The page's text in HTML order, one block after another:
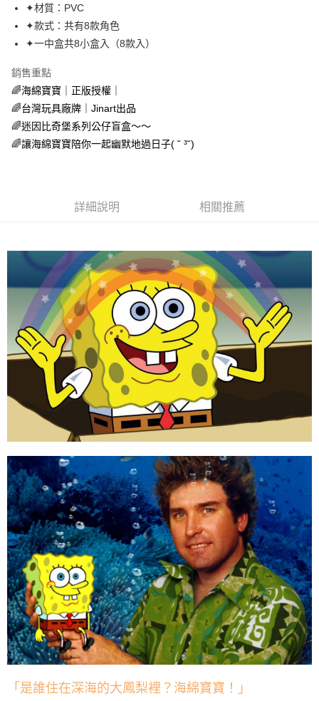
悠遊付
AFTEE先享後付
相關說明
AFTEE先享後付是「在收到商品之後才付款」的支付方式。 讓您購物簡單
便利好安心！
１．簡單：不需註冊會員、不需綁卡、不需儲值。
２．便利：只要手機號碼，簡訊認證，即可結帳。
３．安心：先確認商品／服務後，再付款。
２．訂單成立數日內，您將收到繳費通知簡訊。
購買商品的店家。未經商家同意取消之訂單仍視為有效，需透過AFTEE先享
後付繳納相關費用。
※ 交易是否成功請以「AFTEE先享後付 」之結帳頁面顯示為準，若有關於
是否繳費成功／繳費後需取消欲退款等相關疑問，請聯繫「AFTEE先享後付
客戶支援中心」https://netprotections.freshdesk.com/support/home
【注意事項】
１．透過由恩沛科技股份有限公司提供之「AFTEE先享後付」服務完成之交
易，需依本服務之必要範圍內提供個人資料，並將交易相關給付款項請求債
權轉讓予恩沛科技股份有限公司。
２．關於個人資料處理事宜，請瀏覽以下網址：
https://aftee.tw/terms/#terms3
３．未成年的使用者請事先徵得法定代理人或監護人之同意方可使用
「AFTEE先享後付」，若未經同意申辦者引起之損失，本公司不負相關責
任。
時審查核予不同之上限額度；若仍有額度不足之情形，本公司將視審查結果
請求用戶進行身份認證。
５．嚴禁一人註冊多個帳號或使用他人資訊註冊。若發現惡意使用之情形，
恩沛科技股份有限公司將有權停止該用戶之使用額度並採取法律行動。
ATM付款
運送方式
全家取貨付款
每筆NT$70，滿NT$699(含以上)免運費
每筆NT$70，滿NT$899(含以上)免運費
付款後7-11取貨
每筆NT$70，滿NT$899(含以上)免運費
宅配
每筆NT$80，滿NT$899(含以上)免運費
國家/地區配送
✦材質：PVC
✦款式：共有8款角色
✦一中盒共8小盒入（8款入）
銷售重點
🌈海綿寶寶｜正版授權｜
🌈台灣玩具廠牌｜Jinart出品
🌈迷因比奇堡系列公仔盲盒～～
🌈讓海綿寶寶陪你一起幽默地過日子( ˘ ³˘)
詳細說明 相關推薦
「是誰住在深海的大鳳梨裡？海綿寶寶！」